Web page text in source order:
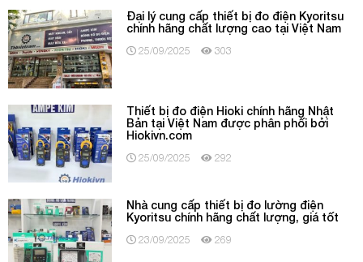
Đại lý cung cấp thiết bị đo điện Kyoritsu
chính hãng chất lượng cao tại Việt Nam
25/09/2025 303
Thiết bị đo điện Hioki chính hãng Nhật
Bản tại Việt Nam được phân phối bởi
Hiokivn.com
25/09/2025 292
Nhà cung cấp thiết bị đo lường điện
Kyoritsu chính hãng chất lượng, giá tốt
23/09/2025 269